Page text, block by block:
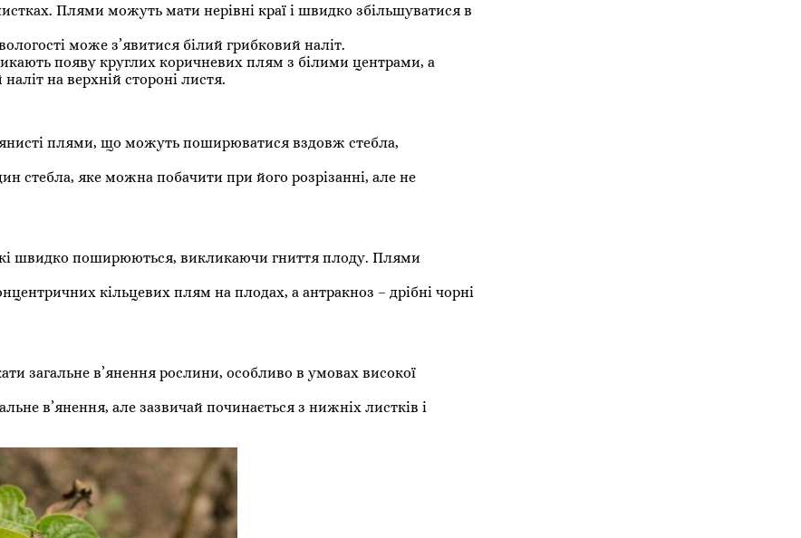
Плями можуть мати нерівні краї і швидко збільшуватися в
може з’явитися білий грибковий наліт.
появу круглих коричневих плям з білими центрами, а
на верхній стороні листя.
плями, що можуть поширюватися вздовж стебла,
стебла, яке можна побачити при його розрізанні, але не
швидко поширюються, викликаючи гниття плоду. Плями
кільцевих плям на плодах, а антракноз – дрібні чорні
загальне в’янення рослини, особливо в умовах високої
в’янення, але зазвичай починається з нижніх листків і